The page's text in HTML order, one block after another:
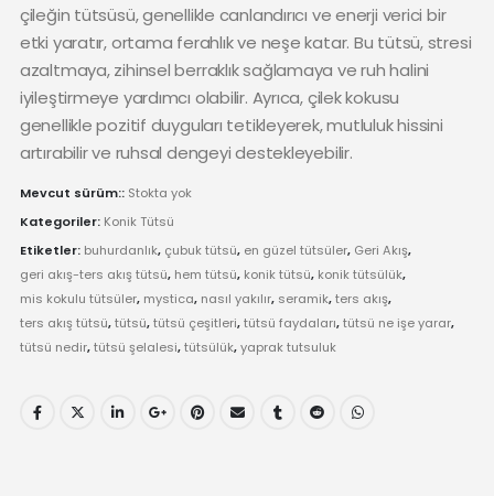
çileğin tütsüsü, genellikle canlandırıcı ve enerji verici bir
etki yaratır, ortama ferahlık ve neşe katar. Bu tütsü, stresi
azaltmaya, zihinsel berraklık sağlamaya ve ruh halini
iyileştirmeye yardımcı olabilir. Ayrıca, çilek kokusu
genellikle pozitif duyguları tetikleyerek, mutluluk hissini
artırabilir ve ruhsal dengeyi destekleyebilir.
Mevcut sürüm:: Stokta yok
Kategoriler: Konik Tütsü
Etiketler: buhurdanlık, çubuk tütsü, en güzel tütsüler, Geri Akış,
geri akış-ters akış tütsü, hem tütsü, konik tütsü, konik tütsülük,
mis kokulu tütsüler, mystica, nasıl yakılır, seramik,ters akış,
ters akış tütsü,tütsü,tütsü çeşitleri,tütsü faydaları,tütsü ne işe yarar,
tütsü nedir,tütsü şelalesi,tütsülük,yaprak tutsuluk